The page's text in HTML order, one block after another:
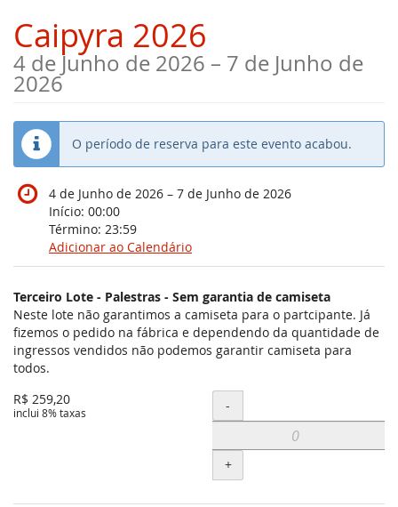
main
content
Caipyra 2026
4 de Junho de 2026 – até
7 de Junho de
2026
O período de reserva para este evento acabou.
4 de Junho de 2026 –até
7 de Junho de 2026
Início: 00:00
Término: 23:59
Adicionar ao Calendário
Produtos
Itens
não
categorizados
Terceiro Lote - Palestras - Sem garantia de camiseta
Neste lote não garantimos a camiseta para o partcipante. Já
fizemos o pedido na fábrica e dependendo da quantidade de
ingressos vendidos não podemos garantir camiseta para
todos.
R$ 259,20
inclui 8% taxas Quantidade
-
+